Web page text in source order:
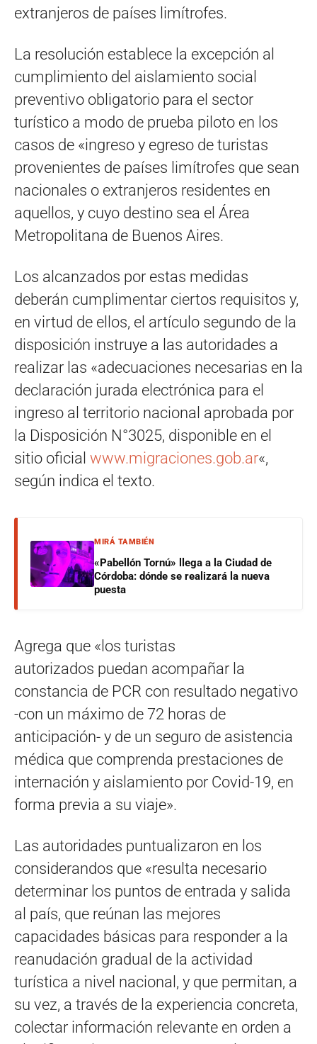
extranjeros de países limítrofes.
La resolución establece la excepción al
cumplimiento del aislamiento social
preventivo obligatorio para el sector
turístico a modo de prueba piloto en los
casos de «ingreso y egreso de turistas
provenientes de países limítrofes que sean
nacionales o extranjeros residentes en
aquellos, y cuyo destino sea el Área
Metropolitana de Buenos Aires.
Los alcanzados por estas medidas
deberán cumplimentar ciertos requisitos y,
en virtud de ellos, el artículo segundo de la
disposición instruye a las autoridades a
realizar las «adecuaciones necesarias en la
declaración jurada electrónica para el
ingreso al territorio nacional aprobada por
la Disposición N°3025, disponible en el
sitio oficial www.migraciones.gob.ar«,
según indica el texto.
MIRÁ TAMBIÉN
«Pabellón Tornú» llega a la Ciudad de
Córdoba: dónde se realizará la nueva
puesta
Agrega que «los turistas
autorizados puedan acompañar la
constancia de PCR con resultado negativo
-con un máximo de 72 horas de
anticipación- y de un seguro de asistencia
médica que comprenda prestaciones de
internación y aislamiento por Covid-19, en
forma previa a su viaje».
Las autoridades puntualizaron en los
considerandos que «resulta necesario
determinar los puntos de entrada y salida
al país, que reúnan las mejores
capacidades básicas para responder a la
reanudación gradual de la actividad
turística a nivel nacional, y que permitan, a
su vez, a través de la experiencia concreta,
colectar información relevante en orden a